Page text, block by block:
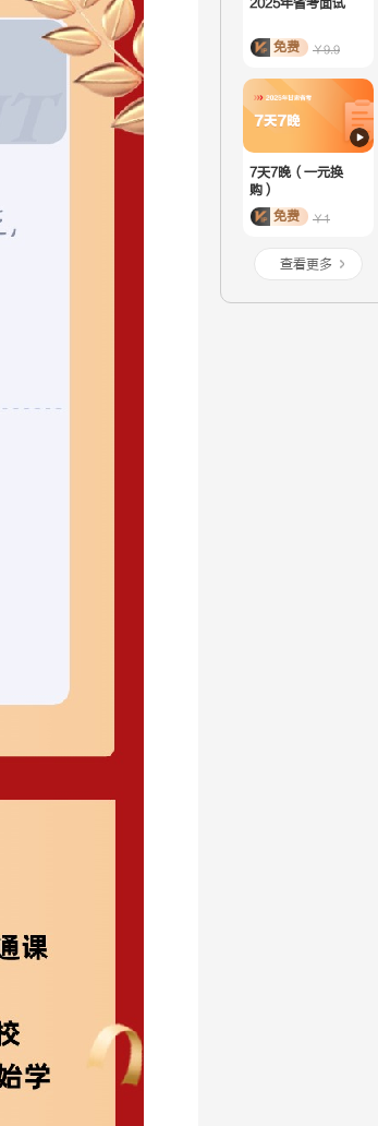
2025年省考面试
免费 ￥9.9
7天7晚（一元换
购）
免费
￥1
查看更多